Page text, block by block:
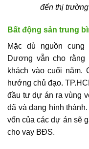
đến thị
Bất động sản trung
Mặc dù nguồn
Dương vẫn cho rằng
khách vào cuối năm.
hướng chủ đạo.
đầu tư dự án ra vùng
đã và đang hình
vốn của các dự án sẽ
cho vay BĐS.